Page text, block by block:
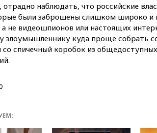
наблюдать, что российские
были заброшены слишком широко и
не видеошпионов или настоящих
злоумышленнику куда проще собрать
спичечный коробок из